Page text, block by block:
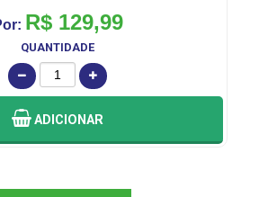
R$ 102,99
QUANTIDADE
ADICIONAR